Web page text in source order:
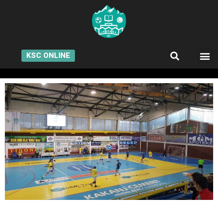
KSC ONLINE